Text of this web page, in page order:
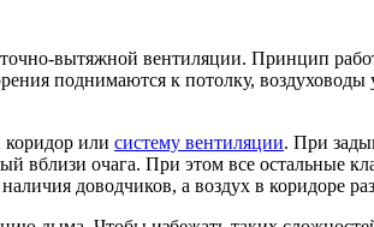
вытяжной вентиляции. Принцип
поднимаются к потолку,
или систему вентиляции. При
вблизи очага. При этом все остальные
доводчиков, а воздух в коридоре